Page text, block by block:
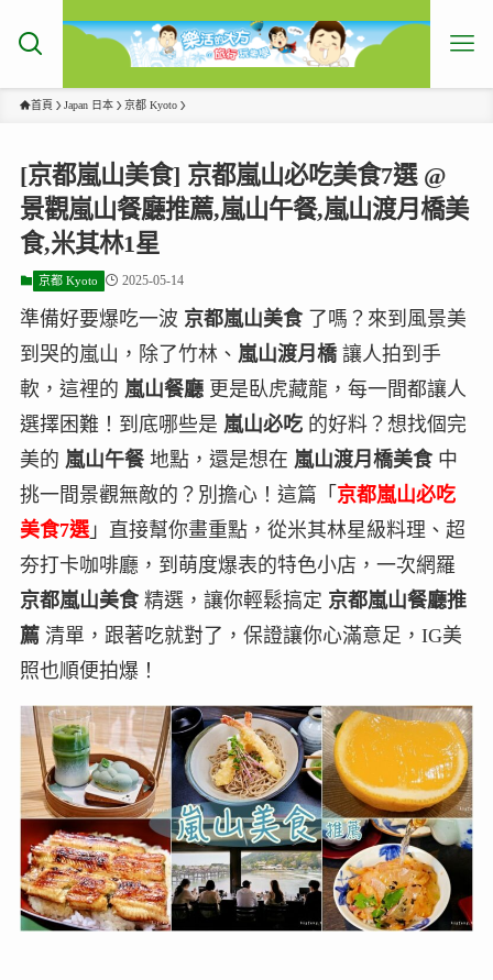
首頁 Japan 日本 京都 Kyoto
[京都嵐山美食] 京都嵐山必吃美食7選 @
景觀嵐山餐廳推薦,嵐山午餐,嵐山渡月橋美
食,米其林1星
京都 Kyoto 2025-05-14
準備好要爆吃一波 京都嵐山美食了嗎？來到風景美
到哭的嵐山，除了竹林、 嵐山渡月橋讓人拍到手
軟，這裡的 嵐山餐廳更是臥虎藏龍，每一間都讓人
選擇困難！到底哪些是 嵐山必吃的好料？想找個完
美的 嵐山午餐地點，還是想在 嵐山渡月橋美食中
挑一間景觀無敵的？別擔心！這篇「 京都嵐山必吃
美食7選」直接幫你畫重點，從米其林星級料理、超
夯打卡咖啡廳，到萌度爆表的特色小店，一次網羅
京都嵐山美食精選，讓你輕鬆搞定 京都嵐山餐廳推
薦清單，跟著吃就對了，保證讓你心滿意足，IG美
照也順便拍爆！